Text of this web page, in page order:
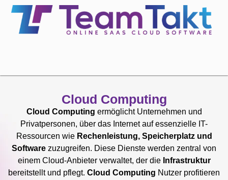
Cloud Computing
Cloud Computing ermöglicht Unternehmen und
Privatpersonen, über das Internet auf essenzielle IT-
Ressourcen wie Rechenleistung, Speicherplatz und
Software zuzugreifen. Diese Dienste werden zentral von
einem Cloud-Anbieter verwaltet, der die Infrastruktur
bereitstellt und pflegt. Cloud Computing Nutzer profitieren